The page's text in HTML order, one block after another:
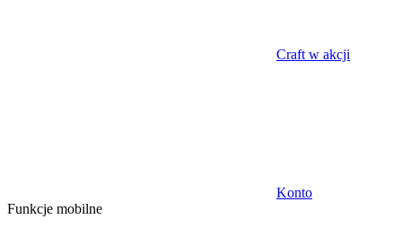
Craft w akcji
Konto
Funkcje mobilne